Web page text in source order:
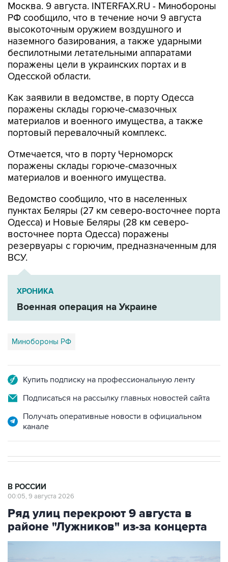
Москва. 9 августа. INTERFAX.RU - Минобороны
РФ сообщило, что в течение ночи 9 августа
высокоточным оружием воздушного и
наземного базирования, а также ударными
беспилотными летательными аппаратами
поражены цели в украинских портах и в
Одесской области.
Как заявили в ведомстве, в порту Одесса
поражены склады горюче-смазочных
материалов и военного имущества, а также
портовый перевалочный комплекс.
Отмечается, что в порту Черноморск
поражены склады горюче-смазочных
материалов и военного имущества.
Ведомство сообщило, что в населенных
пунктах Беляры (27 км северо-восточнее порта
Одесса) и Новые Беляры (28 км северо-
восточнее порта Одесса) поражены
резервуары с горючим, предназначенным для
ВСУ.
ХРОНИКА
Военная операция на Украине
Минобороны РФ
Купить подписку на профессиональную ленту
Подписаться на рассылку главных новостей сайта
Получать оперативные новости в официальном
канале
В РОССИИ
00:05, 9 августа 2026
Ряд улиц перекроют 9 августа в
районе "Лужников" из-за концерта